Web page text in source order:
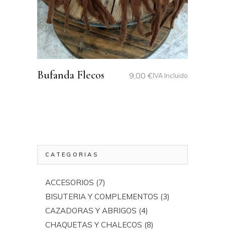
Bufanda Flecos 9,00 €IVA Incluido
CATEGORIAS
ACCESORIOS (7)
BISUTERIA Y COMPLEMENTOS (3)
CAZADORAS Y ABRIGOS (4)
CHAQUETAS Y CHALECOS (8)